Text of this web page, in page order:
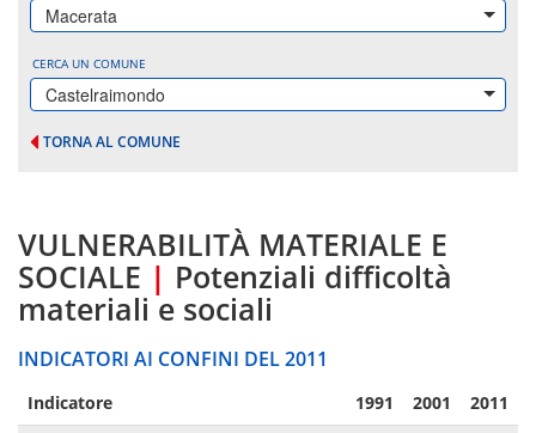
Macerata
CERCA UN COMUNE
Castelraimondo
TORNA AL COMUNE
VULNERABILITÀ MATERIALE E
SOCIALE | Potenziali difficoltà
materiali e sociali
INDICATORI AI CONFINI DEL 2011
Indicatore 1991 2001 2011